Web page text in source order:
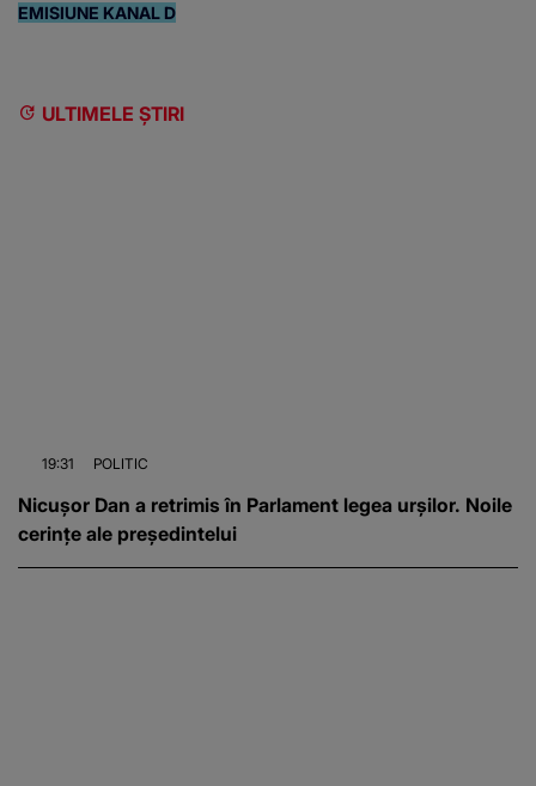
EMISIUNE KANAL D
ULTIMELE ȘTIRI
19:31 POLITIC
Nicușor Dan a retrimis în Parlament legea urșilor. Noile
cerințe ale președintelui